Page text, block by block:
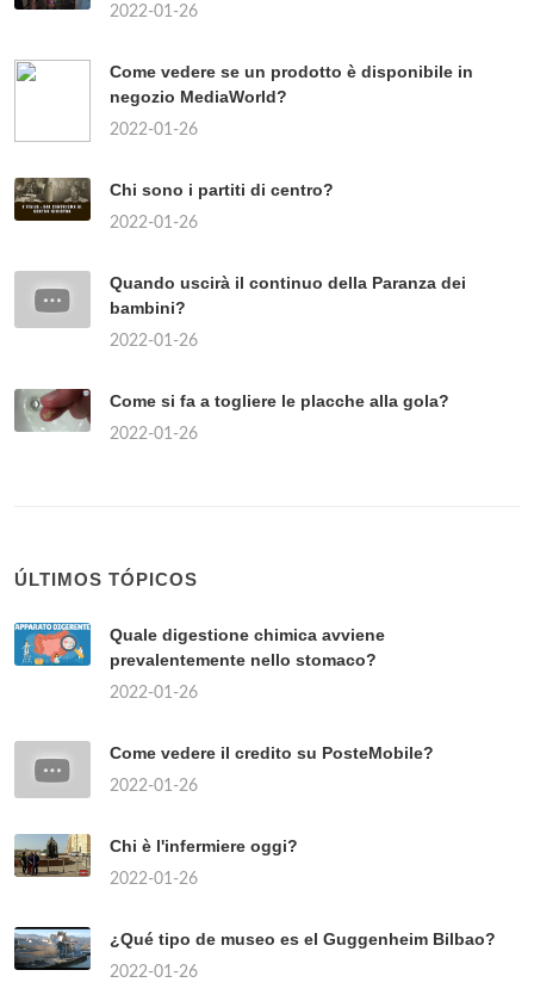
2022-01-26
Come vedere se un prodotto è disponibile in
negozio MediaWorld?
2022-01-26
Chi sono i partiti di centro?
2022-01-26
Quando uscirà il continuo della Paranza dei
bambini?
2022-01-26
Come si fa a togliere le placche alla gola?
2022-01-26
ÚLTIMOS TÓPICOS
Quale digestione chimica avviene
prevalentemente nello stomaco?
2022-01-26
Come vedere il credito su PosteMobile?
2022-01-26
Chi è l'infermiere oggi?
2022-01-26
¿Qué tipo de museo es el Guggenheim Bilbao?
2022-01-26